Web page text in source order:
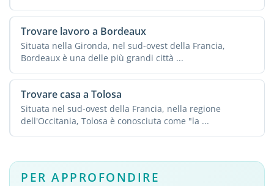
Trovare lavoro a Bordeaux
Situata nella Gironda, nel sud-ovest della Francia,
Bordeaux è una delle più grandi città ...
Trovare casa a Tolosa
Situata nel sud-ovest della Francia, nella regione
dell'Occitania, Tolosa è conosciuta come "la ...
PER APPROFONDIRE